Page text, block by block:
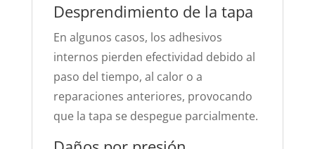
Desprendimiento de la tapa
En algunos casos, los adhesivos
internos pierden efectividad debido al
paso del tiempo, al calor o a
reparaciones anteriores, provocando
que la tapa se despegue parcialmente.